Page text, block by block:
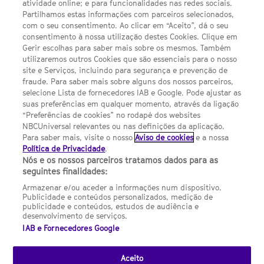
Sobre nós
Termos E Condições
FILMES
UMA DIVISÃO DA
NBCUNIVERSAL
Contact us by email: contact.SYFYPortugal@ncbuni.com
NBC Universal Global Networks España S.L.U. is wholly owned
by Universal Studios International BV
NBC Universal Global Networks, S.L.U. Paseo de la Castellana,
95. Planta 10 Edificio Torre Europa 28046 Madrid B-82227893
SYFY Portugal is subject to Spanish jurisdiction and regulated
(CNMC).
atividade online; e para funcionalidades nas redes sociais.
Partilhamos estas informações com parceiros selecionados,
com o seu consentimento. Ao clicar em “Aceito”, dá o seu
consentimento à nossa utilização destes Cookies. Clique em
Gerir escolhas para saber mais sobre os mesmos. Também
utilizaremos outros Cookies que são essenciais para o nosso
site e Serviços, incluindo para segurança e prevenção de
fraude. Para saber mais sobre alguns dos nossos parceiros,
selecione Lista de fornecedores IAB e Google. Pode ajustar as
suas preferências em qualquer momento, através da ligação
“Preferências de cookies” no rodapé dos websites
NBCUniversal relevantes ou nas definições da aplicação.
Para saber mais, visite o nossoAviso de cookies e a nossa
Política de Privacidade.
Nós e os nossos parceiros tratamos dados para as
seguintes finalidades:
Armazenar e/ou aceder a informações num dispositivo.
Publicidade e conteúdos personalizados, medição de
publicidade e conteúdos, estudos de audiência e
desenvolvimento de serviços.
IAB e Fornecedores Google
Aceito